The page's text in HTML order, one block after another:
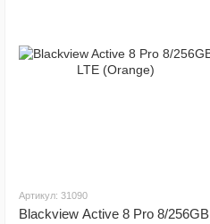
Артикул: 31090
Blackview Active 8 Pro 8/256GB